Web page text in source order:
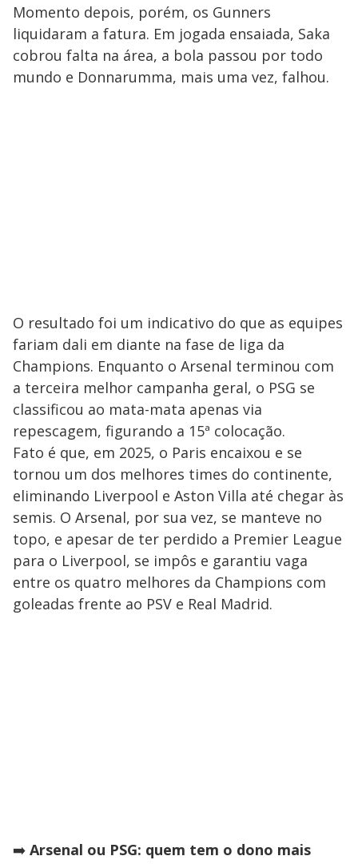
Momento depois, porém, os Gunners
liquidaram a fatura. Em jogada ensaiada, Saka
cobrou falta na área, a bola passou por todo
mundo e Donnarumma, mais uma vez, falhou.
O resultado foi um indicativo do que as equipes
fariam dali em diante na fase de liga da
Champions. Enquanto o Arsenal terminou com
a terceira melhor campanha geral, o PSG se
classificou ao mata-mata apenas via
repescagem, figurando a 15ª colocação.
Fato é que, em 2025, o Paris encaixou e se
tornou um dos melhores times do continente,
eliminando Liverpool e Aston Villa até chegar às
semis. O Arsenal, por sua vez, se manteve no
topo, e apesar de ter perdido a Premier League
para o Liverpool, se impôs e garantiu vaga
entre os quatro melhores da Champions com
goleadas frente ao PSV e Real Madrid.
➡️ Arsenal ou PSG: quem tem o dono mais